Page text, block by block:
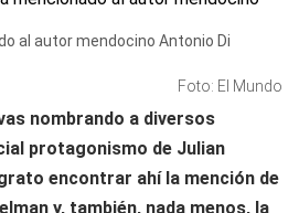
al autor mendocino Antonio Di
Foto: El Mundo
nombrando a diversos
protagonismo de Julian
encontrar ahí la mención de
y, también, nada menos, la